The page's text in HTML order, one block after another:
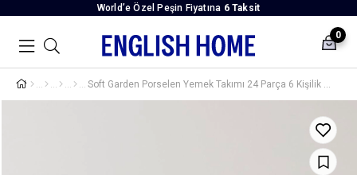
World’e Özel Peşin Fiyatına 6 Taksit
0
Soft Garden Porselen Yemek Takımı 24 Parça 6 Kişilik Gold